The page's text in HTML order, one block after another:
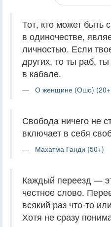
Тот, кто может быть
в одиночестве,
личностью. Если
других, то ты раб,
в кабале.
О женщине (Ошо)
Свобода ничего не
включает в себя
Махатма Ганди (50+)
Каждый переезд —
честное слово.
всякий раз что-то
Хотя не сразу